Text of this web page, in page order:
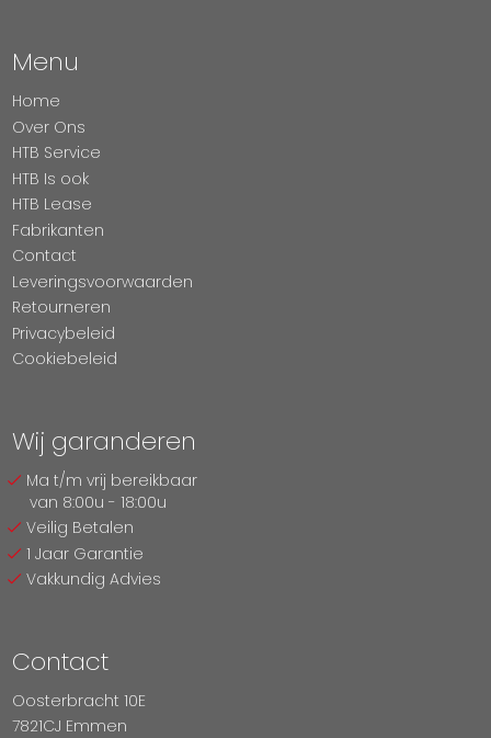
Menu
Home
Over Ons
HTB Service
HTB Is ook
HTB Lease
Fabrikanten
Contact
Leveringsvoorwaarden
Retourneren
Privacybeleid
Cookiebeleid
Wij garanderen
Ma t/m vrij bereikbaar
van 8:00u - 18:00u
Veilig Betalen
1 Jaar Garantie
Vakkundig Advies
Contact
Oosterbracht 10E
7821CJ Emmen